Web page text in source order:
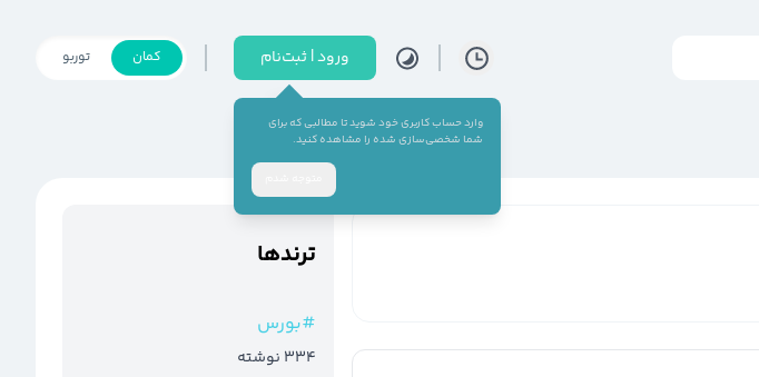
ورود | ثبت‌نام
وارد حساب کاربری خود شوید تا مطالبی که برای
شما شخصی‌سازی شده را مشاهده کنید.
کمان توربو
ترند‌ها
#بورس
334 نوشته